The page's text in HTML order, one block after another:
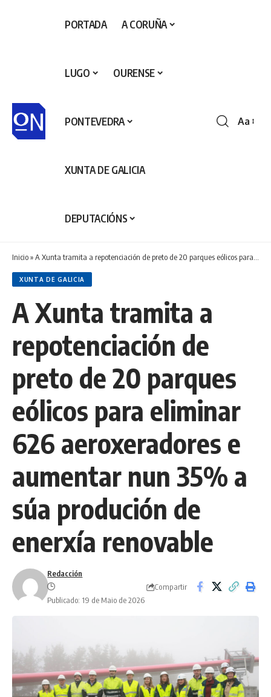
PORTADA A CORUÑA
LUGO OURENSE
PONTEVEDRA
XUNTA DE GALICIA
DEPUTACIÓNS
Aa
Inicio»A Xunta tramita a repotenciación de preto de 20 parques eólicos para eliminar 626 aeroxeradores e aumentar nun 35% a súa produción de enerxía renovable
XUNTA DE GALICIA
A Xunta tramita a
repotenciación de
preto de 20 parques
eólicos para eliminar
626 aeroxeradores e
aumentar nun 35% a
súa produción de
enerxía renovable
Redacción
Publicado: 19 de Maio de 2026
Compartir